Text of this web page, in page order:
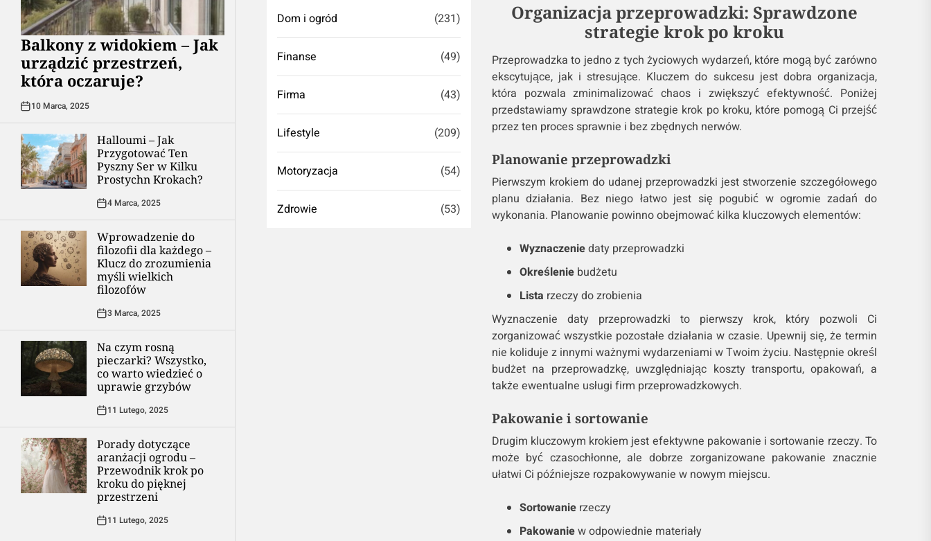
Balkony z widokiem – Jak
urządzić przestrzeń,
która oczaruje?
10 Marca, 2025
Halloumi – Jak
Przygotować Ten
Pyszny Ser w Kilku
Prostychn Krokach?
4 Marca, 2025
Wprowadzenie do
filozofii dla każdego –
Klucz do zrozumienia
myśli wielkich
filozofów
3 Marca, 2025
Na czym rosną
pieczarki? Wszystko,
co warto wiedzieć o
uprawie grzybów
11 Lutego, 2025
Porady dotyczące
aranżacji ogrodu –
Przewodnik krok po
kroku do pięknej
przestrzeni
11 Lutego, 2025
Organizacja przeprowadzki: Sprawdzone
strategie krok po kroku
Przeprowadzka to jedno z tych życiowych wydarzeń, które mogą być zarówno
ekscytujące, jak i stresujące. Kluczem do sukcesu jest dobra organizacja,
która pozwala zminimalizować chaos i zwiększyć efektywność. Poniżej
przedstawiamy sprawdzone strategie krok po kroku, które pomogą Ci przejść
przez ten proces sprawnie i bez zbędnych nerwów.
Planowanie przeprowadzki
Pierwszym krokiem do udanej przeprowadzki jest stworzenie szczegółowego
planu działania. Bez niego łatwo jest się pogubić w ogromie zadań do
wykonania. Planowanie powinno obejmować kilka kluczowych elementów:
Wyznaczeniedaty przeprowadzki
Określeniebudżetu
Lista rzeczy do zrobienia
Wyznaczenie daty przeprowadzki to pierwszy krok, który pozwoli Ci
zorganizować wszystkie pozostałe działania w czasie. Upewnij się, że termin
nie koliduje z innymi ważnymi wydarzeniami w Twoim życiu. Następnie określ
budżet na przeprowadzkę, uwzględniając koszty transportu, opakowań, a
także ewentualne usługi firm przeprowadzkowych.
Pakowanie i sortowanie
Drugim kluczowym krokiem jest efektywne pakowanie i sortowanie rzeczy. To
może być czasochłonne, ale dobrze zorganizowane pakowanie znacznie
ułatwi Ci późniejsze rozpakowywanie w nowym miejscu.
Sortowanierzeczy
Pakowaniew odpowiednie materiały
Dom i ogród (231)
Finanse (49)
Firma (43)
Lifestyle (209)
Motoryzacja (54)
Zdrowie (53)